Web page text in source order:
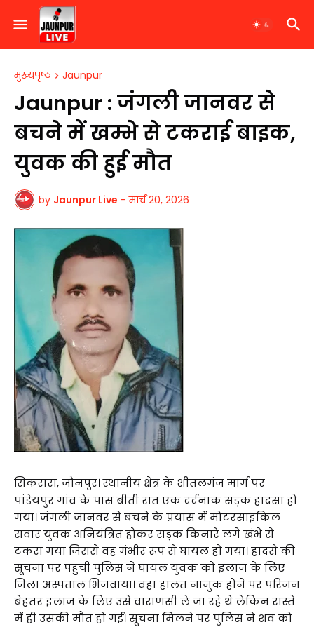
मुख्यपृष्ठ Jaunpur
Jaunpur : जंगली जानवर से
बचने में खम्भे से टकराई बाइक,
युवक की हुई मौत
by Jaunpur Live - मार्च 20, 2026
सिकरारा, जौनपुर। स्थानीय क्षेत्र के शीतलगंज मार्ग पर
पांडेयपुर गांव के पास बीती रात एक दर्दनाक सड़क हादसा हो
गया। जंगली जानवर से बचने के प्रयास में मोटरसाइकिल
सवार युवक अनियंत्रित होकर सड़क किनारे लगे खंभे से
टकरा गया जिससे वह गंभीर रूप से घायल हो गया। हादसे की
सूचना पर पहुंची पुलिस ने घायल युवक को इलाज के लिए
जिला अस्पताल भिजवाया। वहां हालत नाजुक होने पर परिजन
बेहतर इलाज के लिए उसे वाराणसी ले जा रहे थे लेकिन रास्ते
में ही उसकी मौत हो गई। सूचना मिलने पर पुलिस ने शव को